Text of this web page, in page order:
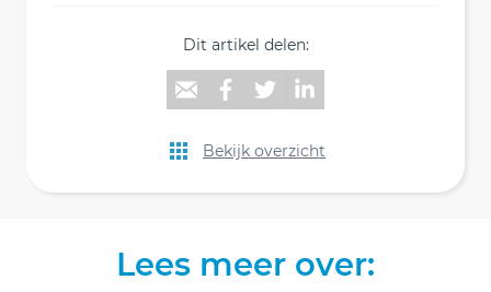
Dit artikel delen:
Bekijk overzicht
Lees meer over: